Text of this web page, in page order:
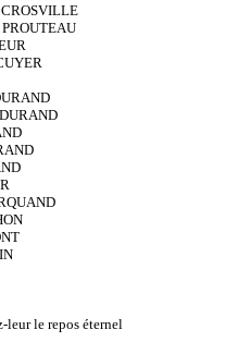
leur le repos éternel